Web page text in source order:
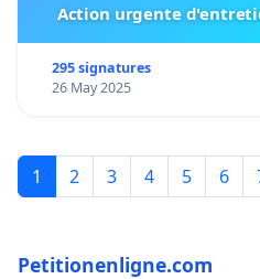
Action urgente
295 signatures
26 May 2025
1 2 3 4 5 6
Petitionenligne.com